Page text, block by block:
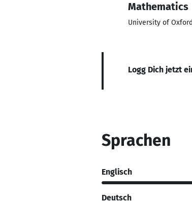
Mathematics
University of Oxford
Logg Dich jetzt
Sprachen
Englisch
Deutsch